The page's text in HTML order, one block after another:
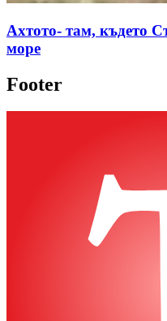
Ахтото- там, където
море
Footer